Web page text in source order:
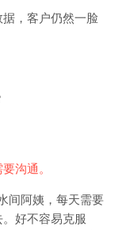
，客户仍然一脸
沟通。
间阿姨，每天需要
好不容易克服